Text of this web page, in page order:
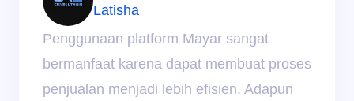
Latisha
Penggunaan platform Mayar sangat
bermanfaat karena dapat membuat proses
penjualan menjadi lebih efisien. Adapun